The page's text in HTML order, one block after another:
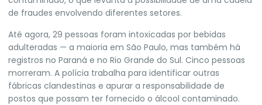
de fraudes envolvendo diferentes setores.
Até agora, 29 pessoas foram intoxicadas por bebidas
adulteradas — a maioria em São Paulo, mas também há
registros no Paraná e no Rio Grande do Sul. Cinco pessoas
morreram. A polícia trabalha para identificar outras
fábricas clandestinas e apurar a responsabilidade de
postos que possam ter fornecido o álcool contaminado.